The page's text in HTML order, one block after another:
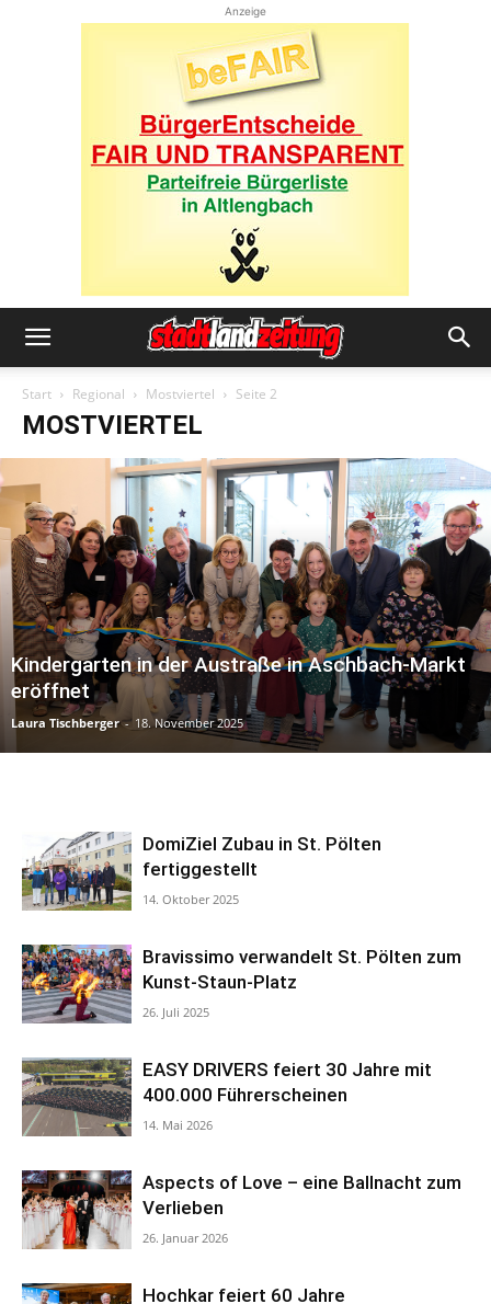
Anzeige
Start Regional Mostviertel Seite 2
MOSTVIERTEL
Kindergarten in der Austraße in Aschbach-Markt
eröffnet
Laura Tischberger - 18. November 2025
DomiZiel Zubau in St. Pölten
fertiggestellt
14. Oktober 2025
Bravissimo verwandelt St. Pölten zum
Kunst-Staun-Platz
26. Juli 2025
EASY DRIVERS feiert 30 Jahre mit
400.000 Führerscheinen
14. Mai 2026
Aspects of Love – eine Ballnacht zum
Verlieben
26. Januar 2026
Hochkar feiert 60 Jahre